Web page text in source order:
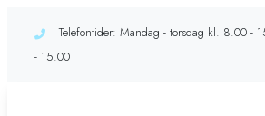
Telefontider: Mandag - torsdag kl. 8.00 -
- 15.00